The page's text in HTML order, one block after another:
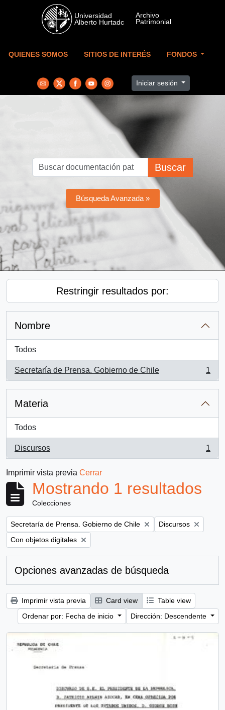
Skip to main content
QUIENES SOMOS SITIOS DE INTERÉS FONDOS
Iniciar sesión
Buscar
Búsqueda Avanzada »
Restringir resultados por:
Nombre
Todos
Secretaría de Prensa. Gobierno de Chile
, 1 resultados
1
Materia
Todos
Discursos
, 1 resultados
1
Imprimir vista previa Cerrar
Mostrando 1 resultados
Colecciones
Remove filter:
Secretaría de Prensa. Gobierno de Chile Remove filter:
Discursos
Remove filter:
Con objetos digitales
Opciones avanzadas de búsqueda
Imprimir vista previa Card view
Table view
Ordenar por: Fecha de inicio
Dirección: Descendente